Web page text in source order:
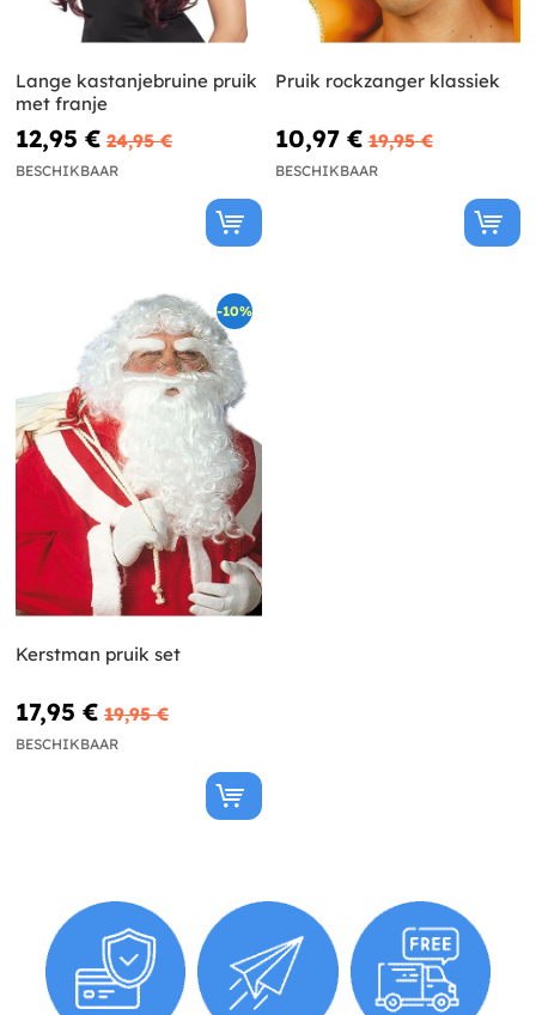
Lange kastanjebruine pruik
met franje
12,95 € 24,95 €
BESCHIKBAAR
Pruik rockzanger klassiek
10,97 € 19,95 €
BESCHIKBAAR
-10%
Kerstman pruik set
17,95 € 19,95 €
BESCHIKBAAR